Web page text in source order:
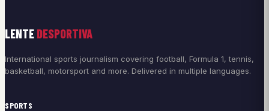
LENTE DESPORTIVA
International sports journalism covering football, Formula 1, tennis,
basketball, motorsport and more. Delivered in multiple languages.
SPORTS